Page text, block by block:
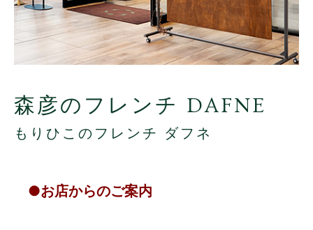
森彦のフレンチ DAFNE
もりひこのフレンチ ダフネ
●お店からのご案内